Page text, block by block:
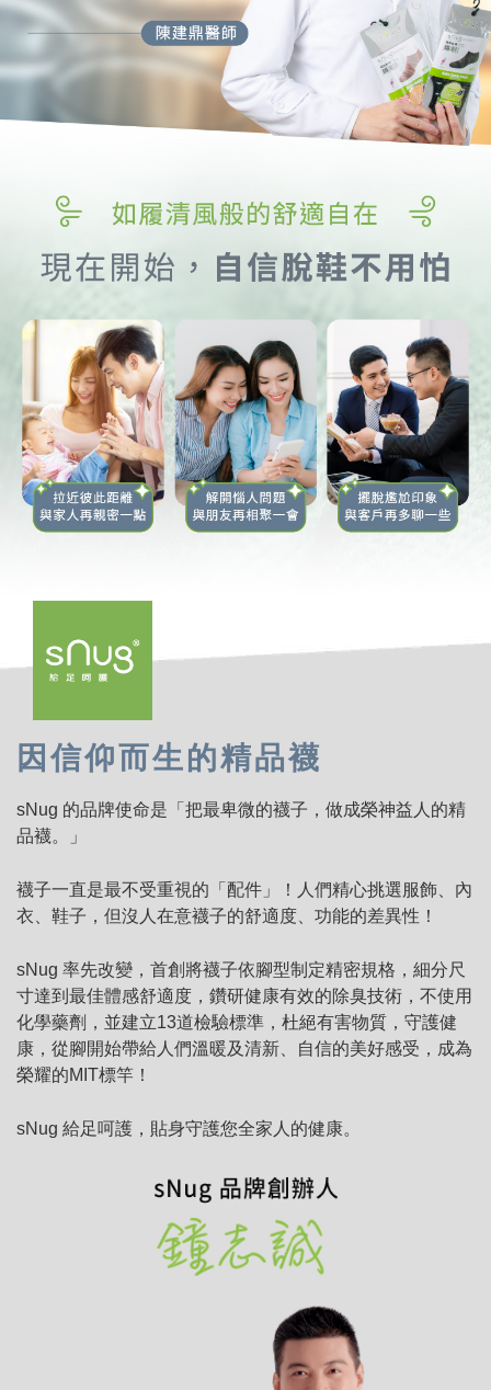
因信仰而生的精品襪
sNug 的品牌使命是「把最卑微的襪子，做成榮神益人的精
品襪。」
襪子一直是最不受重視的「配件」！
人們精心挑選服飾、內
衣、鞋子， 但沒人在意襪子的舒適度、功能的差異性！
sNug 率先改變，首創將襪子依腳型制定精密規格， 細分尺
寸達到最佳體感舒適度， 鑽研健康有效的除臭技術， 不使用
化學藥劑，並建立13道檢驗標準， 杜絕有害物質，守護健
康， 從腳開始帶給人們溫暖及清新、
自信的美好感受，成為
榮耀的MIT標竿！
sNug 給足呵護，貼身守護您全家人的健康。